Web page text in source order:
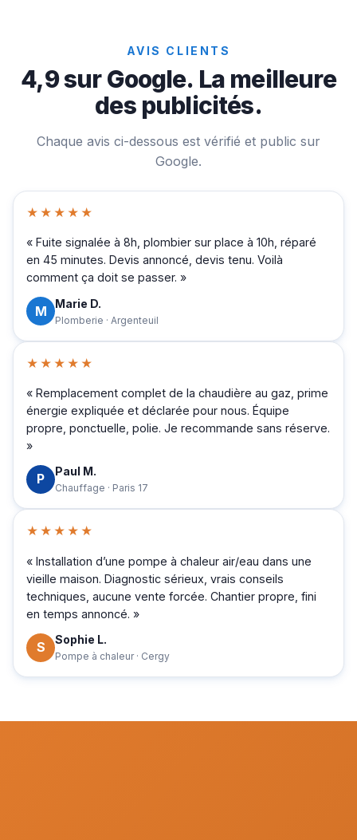
AVIS CLIENTS
4,9 sur Google. La meilleure
des publicités.
Chaque avis ci-dessous est vérifié et public sur
Google.
★★★★★
« Fuite signalée à 8h, plombier sur place à 10h, réparé
en 45 minutes. Devis annoncé, devis tenu. Voilà
comment ça doit se passer. »
M Marie D.
Plomberie · Argenteuil
★★★★★
« Remplacement complet de la chaudière au gaz, prime
énergie expliquée et déclarée pour nous. Équipe
propre, ponctuelle, polie. Je recommande sans réserve.
»
P Paul M.
Chauffage · Paris 17
★★★★★
« Installation d’une pompe à chaleur air/eau dans une
vieille maison. Diagnostic sérieux, vrais conseils
techniques, aucune vente forcée. Chantier propre, fini
en temps annoncé. »
S Sophie L.
Pompe à chaleur · Cergy